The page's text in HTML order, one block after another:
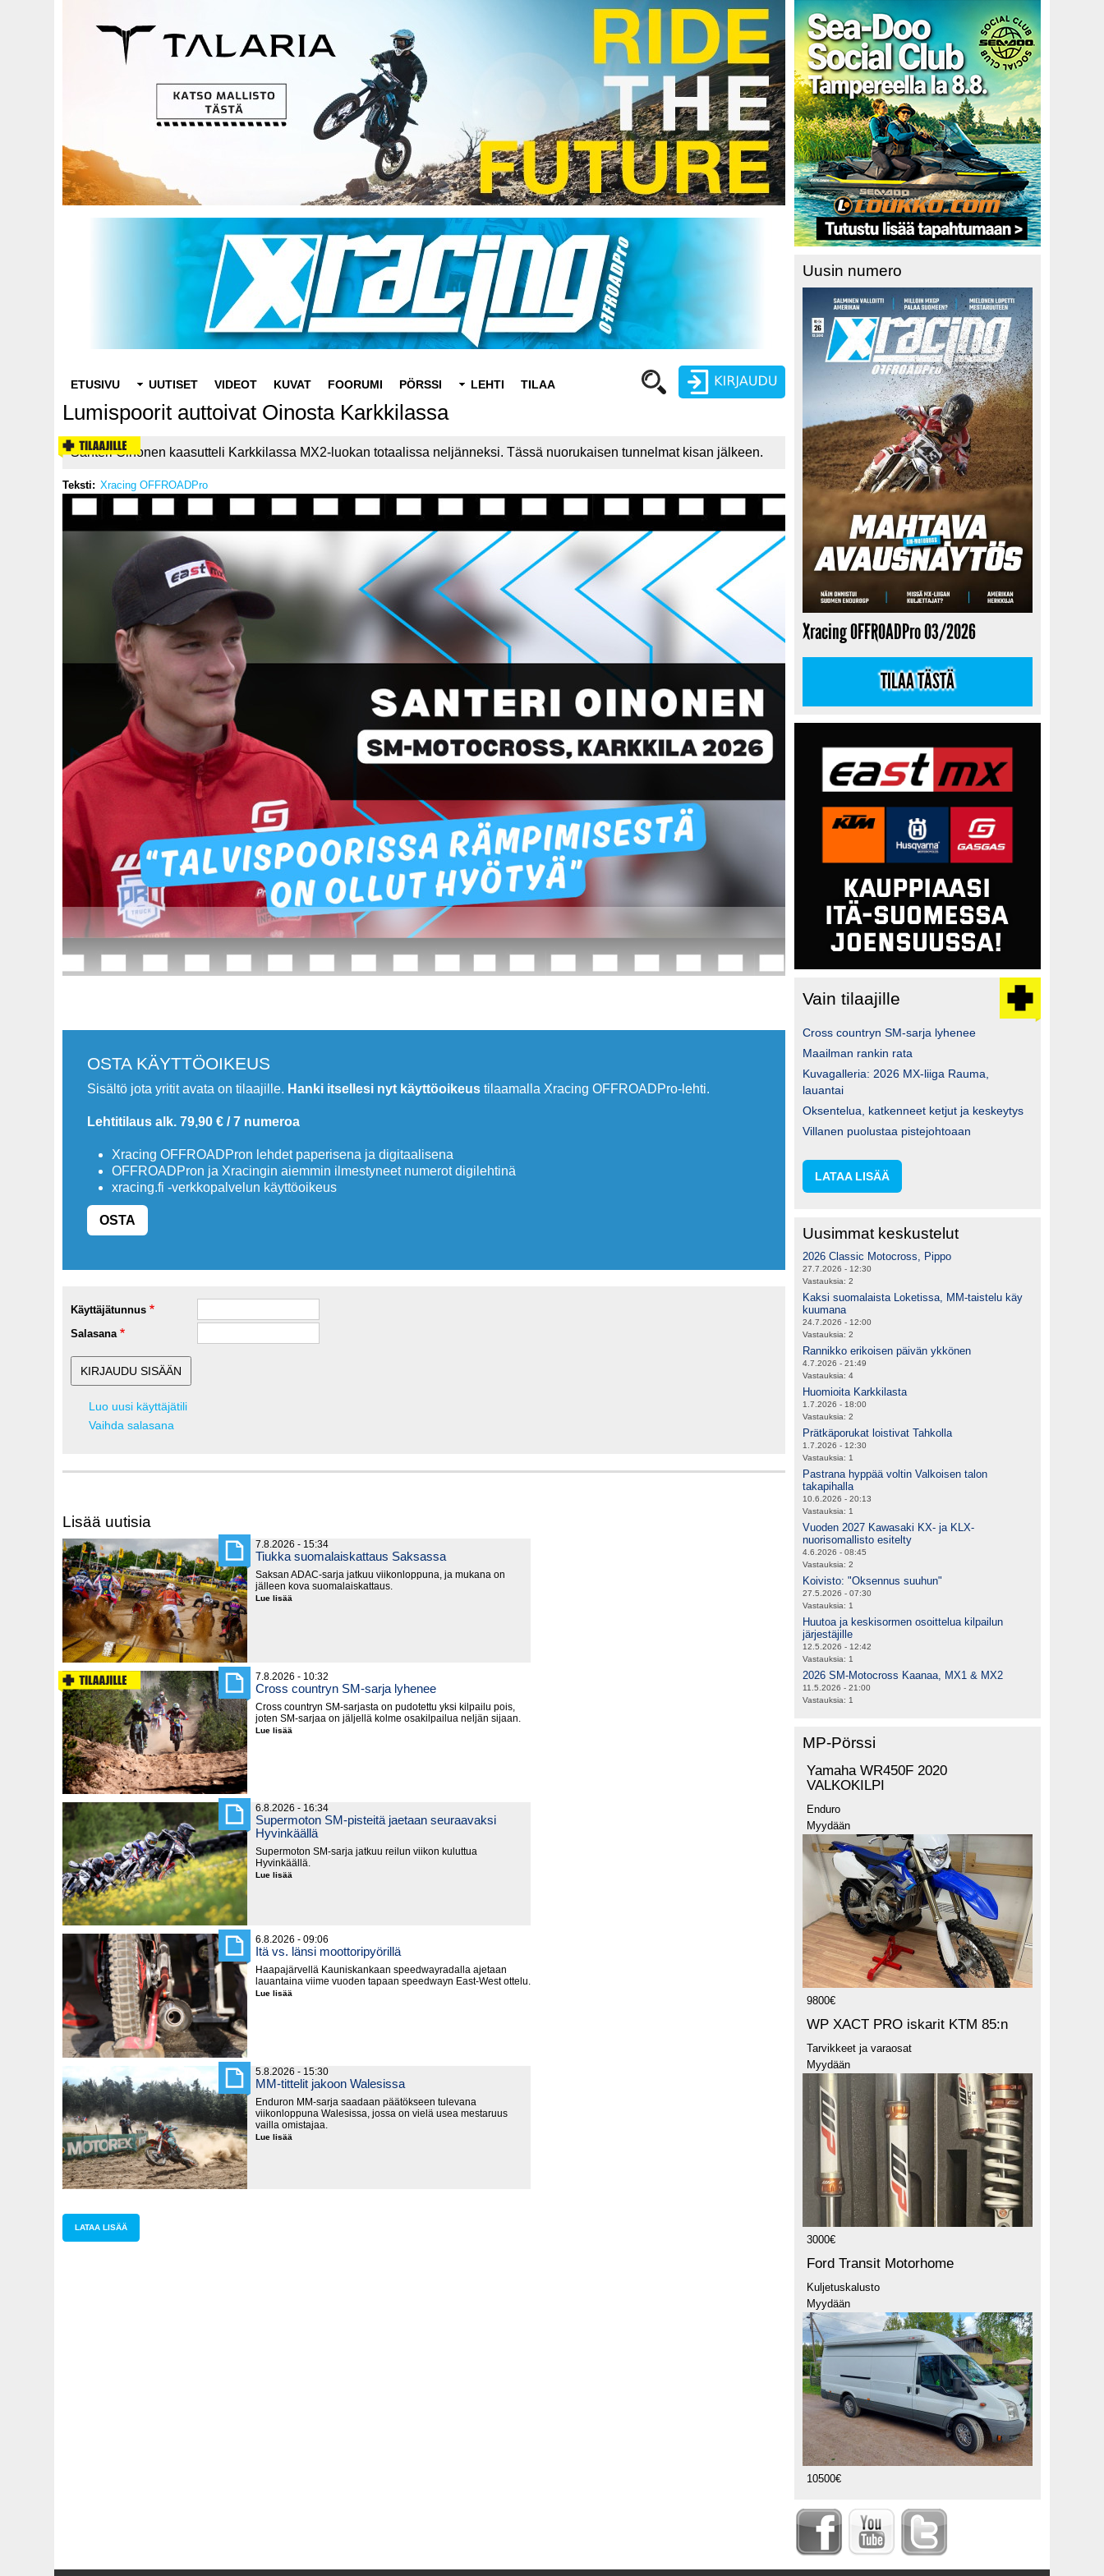
Luo uusi käyttäjätili
Vaihda salasana
navigation
ETUSIVU UUTISET VIDEOT KUVAT FOORUMI PÖRSSI LEHTI TILAA
Lumispoorit auttoivat Oinosta Karkkilassa
Santeri Oinonen kaasutteli Karkkilassa MX2-luokan totaalissa neljänneksi. Tässä nuorukaisen tunnelmat kisan jälkeen.
Teksti Xracing OFFROADPro
OSTA KÄYTTÖOIKEUS
Sisältö jota yritit avata on tilaajille. Hanki itsellesi nyt käyttöoikeus tilaamalla Xracing OFFROADPro-lehti.
Lehtitilaus alk. 79,90 € / 7 numeroa
Xracing OFFROADPron lehdet paperisena ja digitaalisena
OFFROADPron ja Xracingin aiemmin ilmestyneet numerot digilehtinä
xracing.fi -verkkopalvelun käyttöoikeus
OSTA
Käyttäjätunnus
Salasana
Luo uusi käyttäjätili
Vaihda salasana
Lisää uutisia
7.8.2026 - 15:34
Tiukka suomalaiskattaus Saksassa
Saksan ADAC-sarja jatkuu viikonloppuna, ja mukana on
jälleen kova suomalaiskattaus.
Lue lisää
7.8.2026 - 10:32
Cross countryn SM-sarja lyhenee
Cross countryn SM-sarjasta on pudotettu yksi kilpailu pois,
joten SM-sarjaa on jäljellä kolme osakilpailua neljän sijaan.
Lue lisää
6.8.2026 - 16:34
Supermoton SM-pisteitä jaetaan seuraavaksi
Hyvinkäällä
Supermoton SM-sarja jatkuu reilun viikon kuluttua
Hyvinkäällä.
Lue lisää
6.8.2026 - 09:06
Itä vs. länsi moottoripyörillä
Haapajärvellä Kauniskankaan speedwayradalla ajetaan
lauantaina viime vuoden tapaan speedwayn East-West ottelu.
Lue lisää
5.8.2026 - 15:30
MM-tittelit jakoon Walesissa
Enduron MM-sarja saadaan päätökseen tulevana
viikonloppuna Walesissa, jossa on vielä usea mestaruus
vailla omistajaa.
Lue lisää
LATAA LISÄÄ
Uusin numero
Xracing OFFROADPro 03/2026
TILAA TÄSTÄ
Vain tilaajille
Cross countryn SM-sarja lyhenee
Maailman rankin rata
Kuvagalleria: 2026 MX-liiga Rauma,
lauantai
Oksentelua, katkenneet ketjut ja keskeytys
Villanen puolustaa pistejohtoaan
LATAA LISÄÄ
Uusimmat keskustelut
2026 Classic Motocross, Pippo
27.7.2026 - 12:30
Vastauksia: 2
Kaksi suomalaista Loketissa, MM-taistelu käy
kuumana
24.7.2026 - 12:00
Vastauksia: 2
Rannikko erikoisen päivän ykkönen
4.7.2026 - 21:49
Vastauksia: 4
Huomioita Karkkilasta
1.7.2026 - 18:00
Vastauksia: 2
Prätkäporukat loistivat Tahkolla
1.7.2026 - 12:30
Vastauksia: 1
Pastrana hyppää voltin Valkoisen talon
takapihalla
10.6.2026 - 20:13
Vastauksia: 1
Vuoden 2027 Kawasaki KX- ja KLX-
nuorisomallisto esitelty
4.6.2026 - 08:45
Vastauksia: 2
Koivisto: "Oksennus suuhun"
27.5.2026 - 07:30
Vastauksia: 1
Huutoa ja keskisormen osoittelua kilpailun
järjestäjille
12.5.2026 - 12:42
Vastauksia: 1
2026 SM-Motocross Kaanaa, MX1 & MX2
11.5.2026 - 21:00
Vastauksia: 1
MP-Pörssi
Yamaha WR450F 2020
VALKOKILPI
Enduro
Myydään
9800€
WP XACT PRO iskarit KTM 85:n
Tarvikkeet ja varaosat
Myydään
3000€
Ford Transit Motorhome
Kuljetuskalusto
Myydään
10500€